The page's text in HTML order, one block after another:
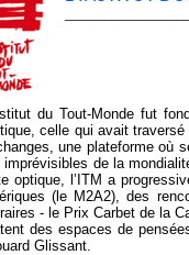
du Tout-Monde fut
celle qui avait
une plateforme où
imprévisibles de la
optique, l’ITM a
(le M2A2), des
- le Prix Carbet de la
des espaces de
Glissant.